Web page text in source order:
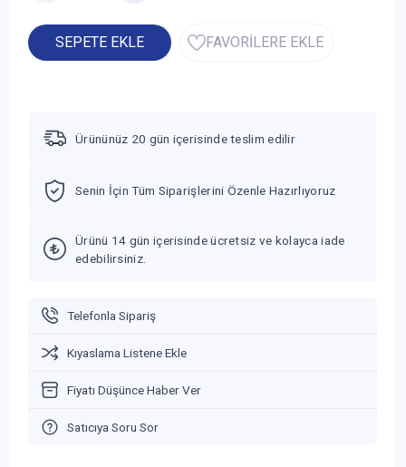
SEPETE EKLE FAVORİLERE EKLE
Ürününüz 20 gün içerisinde teslim edilir
Senin İçin Tüm Siparişlerini Özenle Hazırlıyoruz
Ürünü 14 gün içerisinde ücretsiz ve kolayca iade
edebilirsiniz.
Telefonla Sipariş
Kıyaslama Listene Ekle
Fiyatı Düşünce Haber Ver
Satıcıya Soru Sor